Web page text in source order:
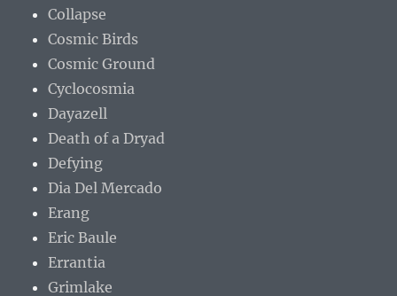
Collapse
Cosmic Birds
Cosmic Ground
Cyclocosmia
Dayazell
Death of a Dryad
Defying
Dia Del Mercado
Erang
Eric Baule
Errantia
Grimlake